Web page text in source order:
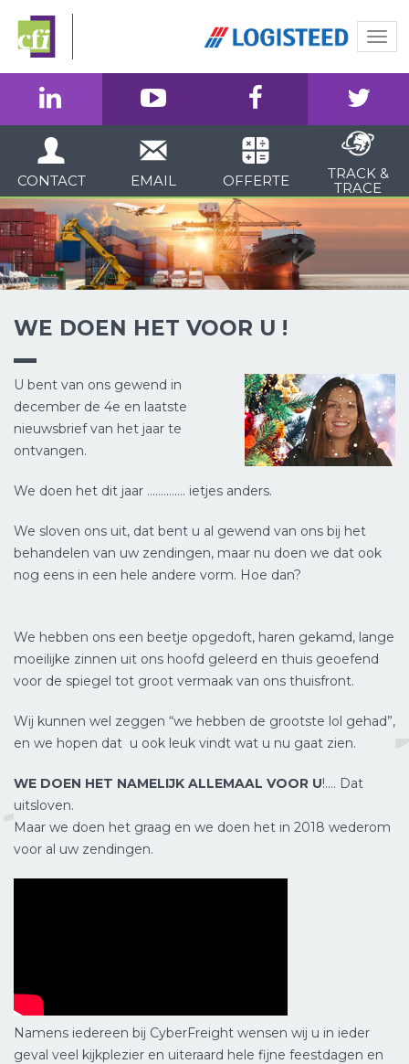
CONTACT EMAIL OFFERTE
TRACK &
TRACE
WE DOEN HET VOOR U !
U bent van ons gewend in
december de 4e en laatste
nieuwsbrief van het jaar te
ontvangen.
We doen het dit jaar ………….. ietjes anders.
We sloven ons uit, dat bent u al gewend van ons bij het
behandelen van uw zendingen, maar nu doen we dat ook
nog eens in een hele andere vorm. Hoe dan?
We hebben ons een beetje opgedoft, haren gekamd, lange
moeilijke zinnen uit ons hoofd geleerd en thuis geoefend
voor de spiegel tot groot vermaak van ons thuisfront.
Wij kunnen wel zeggen “we hebben de grootste lol gehad”,
en we hopen dat u ook leuk vindt wat u nu gaat zien.
WE DOEN HET NAMELIJK ALLEMAAL VOOR U!…. Dat
uitsloven.
Maar we doen het graag en we doen het in 2018 wederom
voor al uw zendingen.
Namens iedereen bij CyberFreight wensen wij u in ieder
geval veel kijkplezier en uiteraard hele fijne feestdagen en